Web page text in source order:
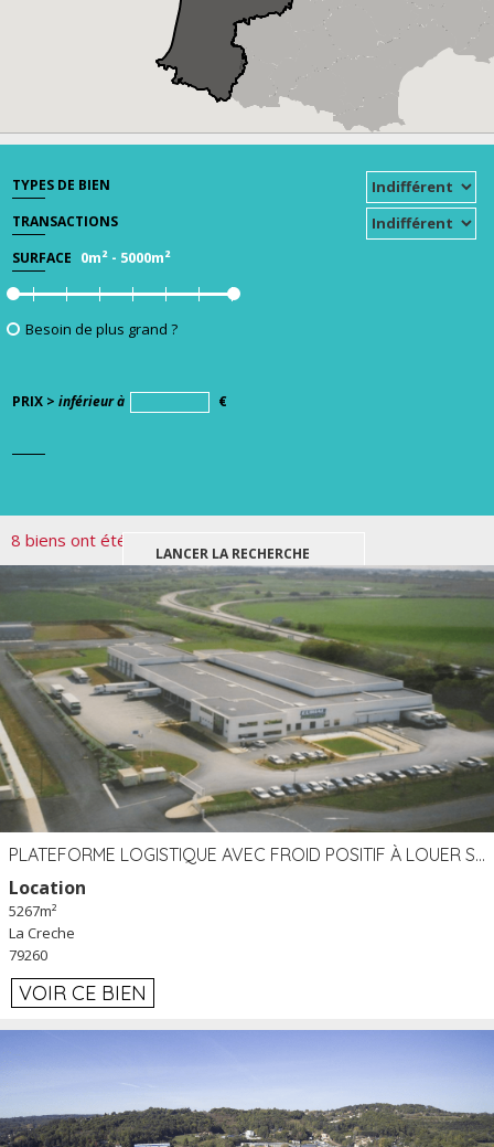
TYPES DE BIEN
TRANSACTIONS
SURFACE 0m² - 5000m²
Besoin de plus grand ?
PRIX > inférieur à €
8 biens ont été trouvés pour votre recherche.
PLATEFORME LOGISTIQUE AVEC FROID POSITIF À LOUER SECTEUR NIORT (79)
Location
5267m²
La Creche
79260
VOIR CE BIEN